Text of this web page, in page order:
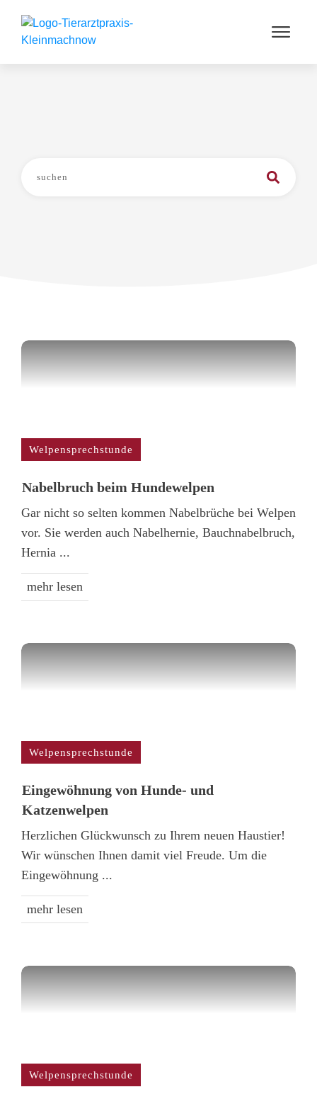
Welpensprechstunde
Nabelbruch beim Hundewelpen
Gar nicht so selten kommen Nabelbrüche bei Welpen
vor. Sie werden auch Nabelhernie, Bauchnabelbruch,
Hernia ...
mehr lesen
Welpensprechstunde
Einge­wöhnung von Hunde- und
Katzenwelpen
Herzlichen Glückwunsch zu Ihrem neuen Haustier!
Wir wünschen Ihnen damit viel Freude. Um die
Eingewöhnung ...
mehr lesen
Welpensprechstunde